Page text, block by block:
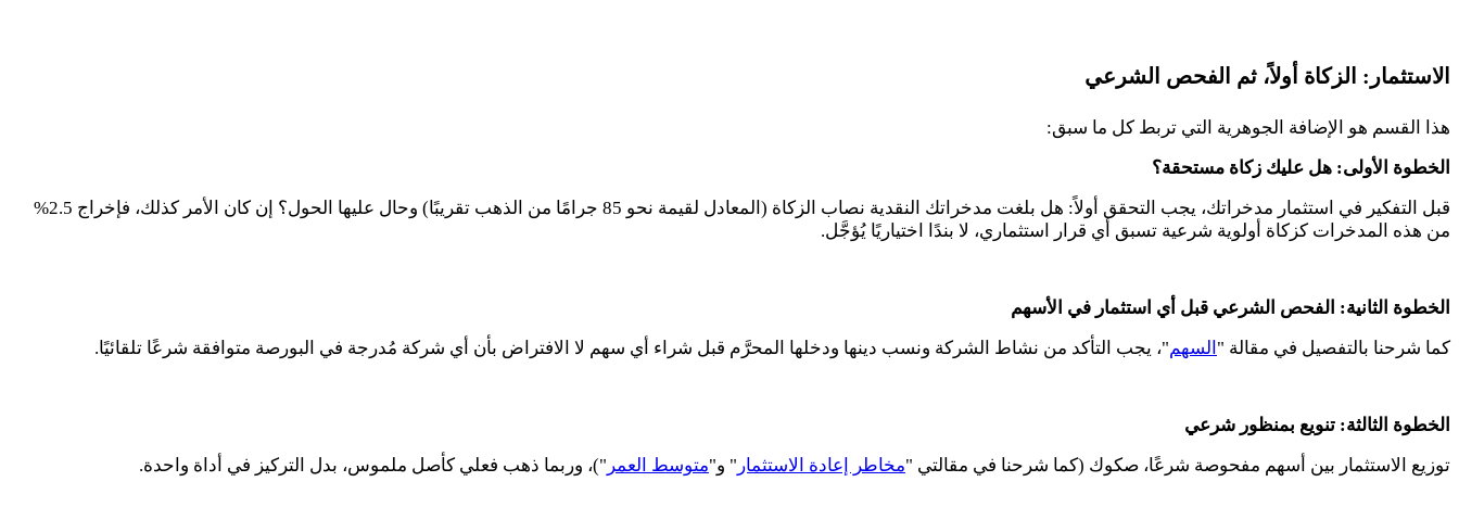
الاستثمار: الزكاة أولاً، ثم الفحص الشرعي
هذا القسم هو الإضافة الجوهرية التي تربط كل ما سبق:
الخطوة الأولى: هل عليك زكاة مستحقة؟
قبل التفكير في استثمار مدخراتك، يجب التحقق أولاً: هل بلغت مدخراتك النقدية نصاب الزكاة (المعادل لقيمة نحو 85 جرامًا من الذهب تقريبًا) وحال عليها الحول؟ إن كان الأمر كذلك، فإخراج 2.5
%
من هذه المدخرات كزكاة أولوية شرعية تسبق أي قرار استثماري، لا بندًا اختياريًا يُؤجَّل.
الخطوة الثانية: الفحص الشرعي قبل أي استثمار في الأسهم
كما شرحنا بالتفصيل في مقالة " السهم"، يجب التأكد من نشاط الشركة ونسب دينها ودخلها المحرَّم قبل شراء أي سهم لا الافتراض بأن أي شركة مُدرجة في البورصة متوافقة شرعًا تلقائيًا.
الخطوة الثالثة: تنويع بمنظور شرعي
توزيع الاستثمار بين أسهم مفحوصة شرعًا، صكوك (كما شرحنا في مقالتي "مخاطر إعادة الاستثمار " و"متوسط العمر ")، وربما ذهب فعلي كأصل ملموس، بدل التركيز في أداة واحدة.